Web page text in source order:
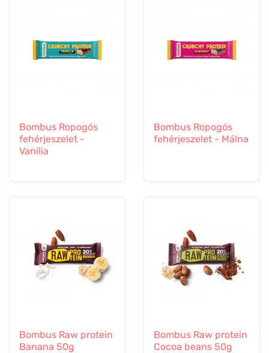
Bombus Ropogós
fehérjeszelet -
Vanília
Bombus Ropogós
fehérjeszelet - Málna
Bombus Raw protein
Banana 50g
Bombus Raw protein
Cocoa beans 50g